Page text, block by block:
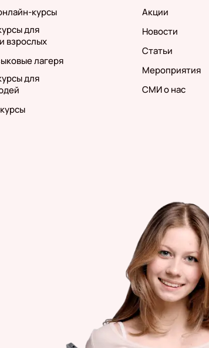
курсы
для
взрослых
лагеря
для
Акции
Новости
Статьи
Мероприятия
СМИ о нас